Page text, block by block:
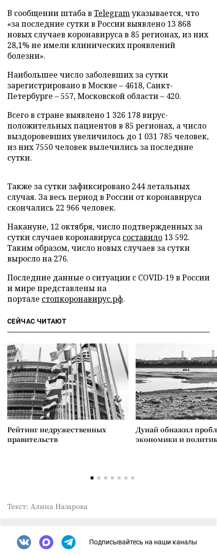
В сообщении штаба в Telegramуказывается, что
«за последние сутки в России выявлено 13 868
новых случаев коронавируса в 85 регионах, из них
28,1% не имели клинических проявлений
болезни».
Наибольшее число заболевших за сутки
зарегистрировано в Москве – 4618, Санкт-
Петербурге – 557, Московской области – 420.
Всего в стране выявлено 1 326 178 вирус-
положительных пациентов в 85 регионах, а число
выздоровевших увеличилось до 1 031 785 человек,
из них 7550 человек вылечились за последние
сутки.
Также за сутки зафиксировано 244 летальных
случая. За весь период в России от коронавируса
скончались 22 966 человек.
Накануне, 12 октября, число подтвержденных за
сутки случаев коронавируса составило 13 592.
Таким образом, число новых случаев за сутки
выросло на 276.
Последние данные о ситуации с COVID-19 в России
и мире представлены на
портале стопкоронавирус.рф.
СЕЙЧАС ЧИТАЮТ
Рейтинг недружественных
правительств
Дунай обнажил
экономики и
Текст: Алина Назарова
Подписывайтесь на наши каналы